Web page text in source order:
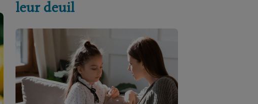
leur deuil